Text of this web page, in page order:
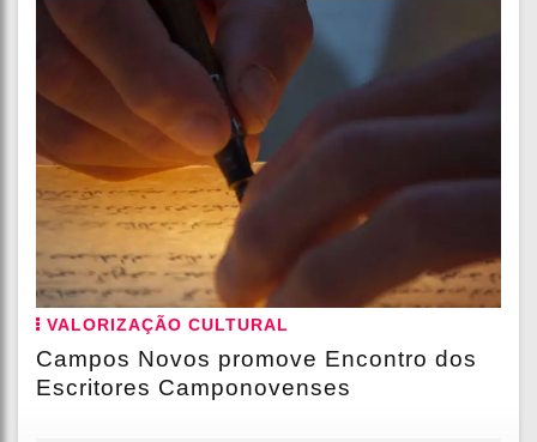
VALORIZAÇÃO CULTURAL
Campos Novos promove Encontro dos
Escritores Camponovenses